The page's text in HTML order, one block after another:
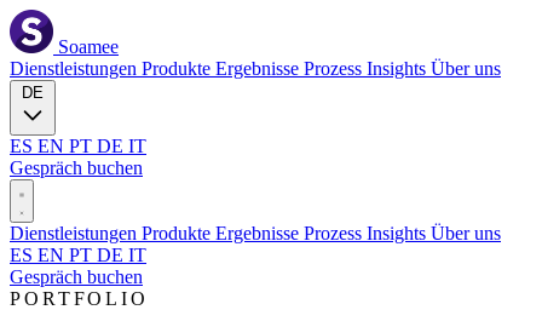
Soamee
Dienstleistungen Produkte Ergebnisse Prozess Insights Über uns
ES EN PT DE IT
Gespräch buchen
Dienstleistungen Produkte Ergebnisse Prozess Insights Über uns
ES EN PT DE IT
Gespräch buchen
PORTFOLIO